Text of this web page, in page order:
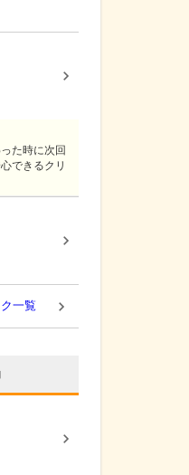
た時に次回
できるクリ
一覧